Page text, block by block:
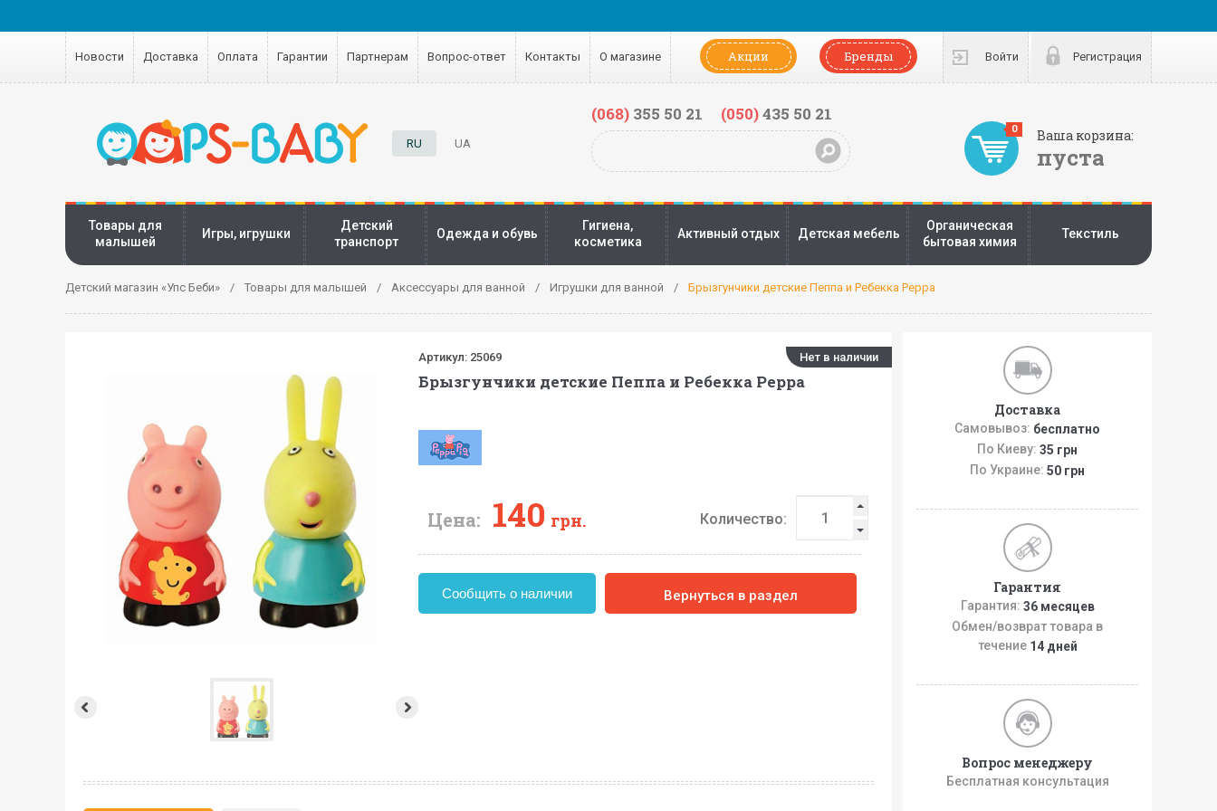
Войти Регистрация
Новости Доставка Оплата Гарантии Партнерам Вопрос-ответ Контакты О магазине Акции Бренды
Ваша корзина:
пуста
0
RU UA
(068)355 50 21 (050)435 50 21
Товары для
малышей
Игры, игрушки
Детский
транспорт
Одежда и обувь
Гигиена,
косметика
Активный отдых Детская мебель
Органическая
бытовая химия
Текстиль
Детский магазин «Упс Беби» Товары для малышей Аксессуары для ванной Игрушки для ванной Брызгунчики детские Пеппа и Ребекка Peppa
Артикул: 25069 Нет в наличии
Брызгунчики детские Пеппа и Ребекка Peppa
Цена: 140 грн. Количество:
Сообщить о наличии Вернуться в раздел
Доставка
Самовывоз: бесплатно
По Киеву: 35 грн
По Украине: 50 грн
Гарантия
Гарантия: 36 месяцев
Обмен/возврат товара в
течение 14 дней
Вопрос менеджеру
Бесплатная консультация